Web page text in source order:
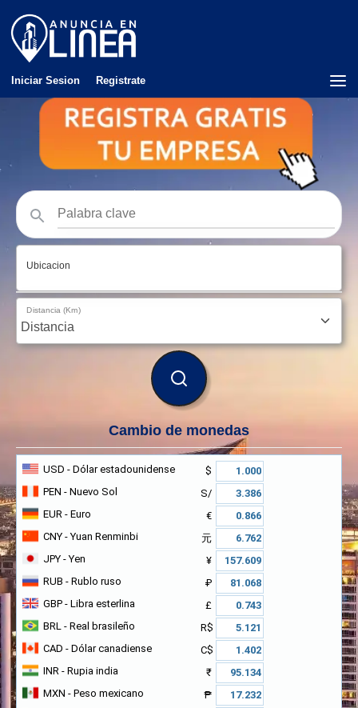
Iniciar Sesion Registrate
Ubicacion
Distancia (Km)
BUSCAR
Cambio de monedas
USD - Dólar estadounidense
$
PEN - Nuevo Sol
S/
EUR - Euro
€
CNY - Yuan Renminbi
元
JPY - Yen
¥
RUB - Rublo ruso
₽
GBP - Libra esterlina
£
BRL - Real brasileño
R$
CAD - Dólar canadiense
C$
INR - Rupia india
₹
MXN - Peso mexicano
₱